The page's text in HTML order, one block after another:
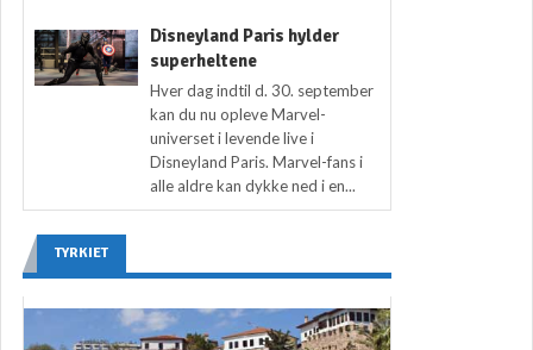
Disneyland Paris hylder
superheltene
Hver dag indtil d. 30. september
kan du nu opleve Marvel-
universet i levende live i
Disneyland Paris. Marvel-fans i
alle aldre kan dykke ned i en...
TYRKIET